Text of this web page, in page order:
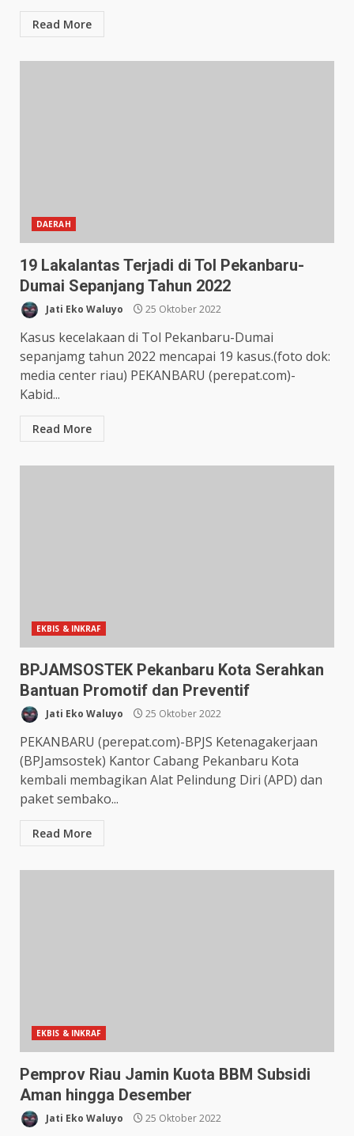
Read More
DAERAH
19 Lakalantas Terjadi di Tol Pekanbaru-
Dumai Sepanjang Tahun 2022
Jati Eko Waluyo 25 Oktober 2022
Kasus kecelakaan di Tol Pekanbaru-Dumai
sepanjamg tahun 2022 mencapai 19 kasus.(foto dok:
media center riau) PEKANBARU (perepat.com)-
Kabid...
Read More
EKBIS & INKRAF
BPJAMSOSTEK Pekanbaru Kota Serahkan
Bantuan Promotif dan Preventif
Jati Eko Waluyo 25 Oktober 2022
PEKANBARU (perepat.com)-BPJS Ketenagakerjaan
(BPJamsostek) Kantor Cabang Pekanbaru Kota
kembali membagikan Alat Pelindung Diri (APD) dan
paket sembako...
Read More
EKBIS & INKRAF
Pemprov Riau Jamin Kuota BBM Subsidi
Aman hingga Desember
Jati Eko Waluyo 25 Oktober 2022